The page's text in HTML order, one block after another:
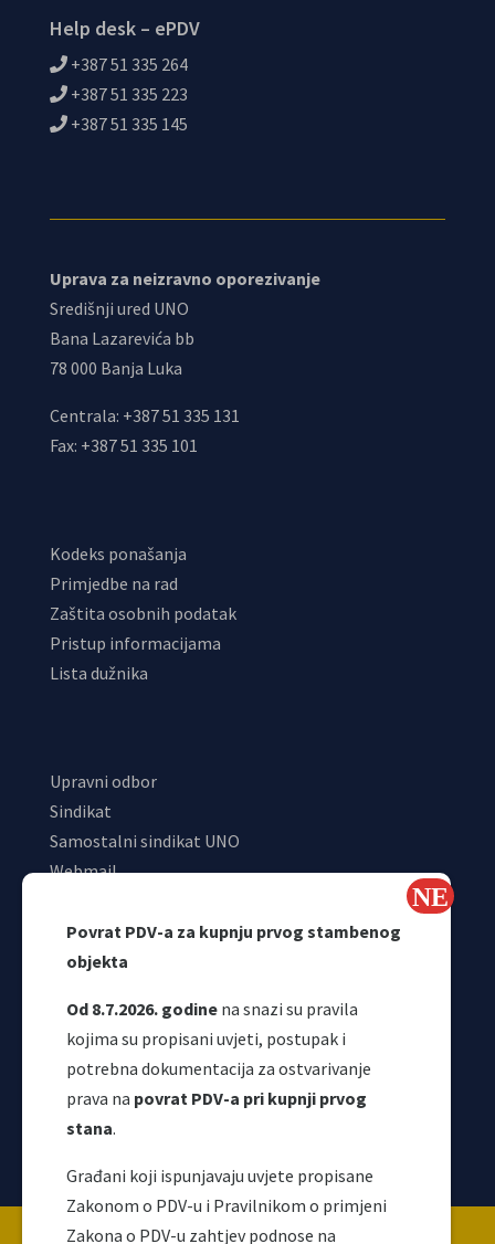
Povrat PDV-a za kupnju prvog stambenog
objekta
Od 8.7.2026. godine na snazi su pravila
kojima su propisani uvjeti, postupak i
potrebna dokumentacija za ostvarivanje
prava na povrat PDV-a pri kupnji prvog
stana.
Građani koji ispunjavaju uvjete propisane
Zakonom o PDV-u i Pravilnikom o primjeni
Zakona o PDV-u zahtjev podnose na
Help desk – ePDV
+387 51 335 264
+387 51 335 223
+387 51 335 145
Uprava za neizravno oporezivanje
Središnji ured UNO
Bana Lazarevića bb
78 000 Banja Luka
Centrala: +387 51 335 131
Fax: +387 51 335 101
Kodeks ponašanja
Primjedbe na rad
Zaštita osobnih podatak
Pristup informacijama
Lista dužnika
Upravni odbor
Sindikat
Samostalni sindikat UNO
Webmail
Korisni linkovi
Copyright ©2026 Uprava za indirektno / neizravno